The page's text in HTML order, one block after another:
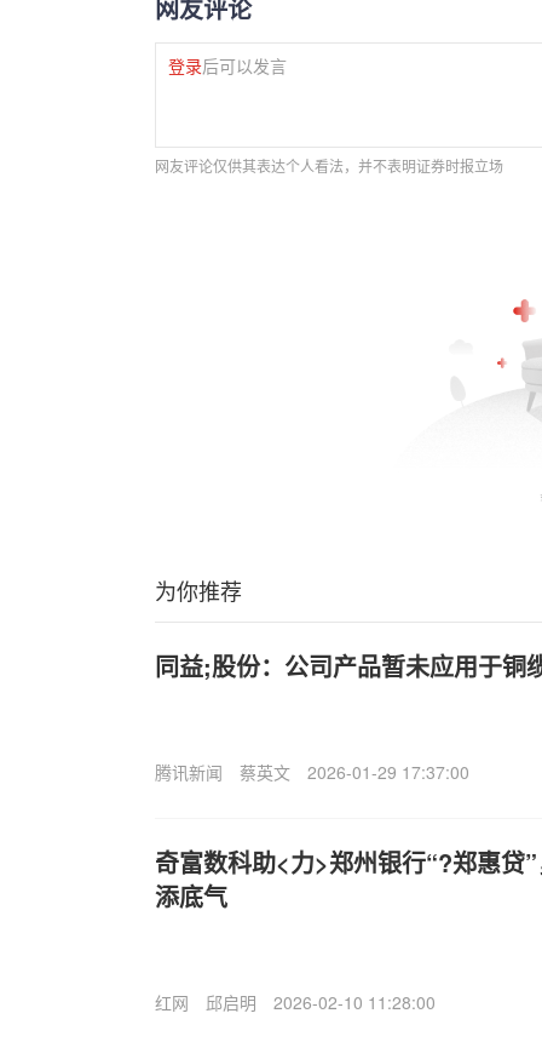
网友评论
登录后可以发言
网友评论仅供其表达个人看法，并不表明证券时报立场
为你推荐
同益;股份：公司产品暂未应用于铜
腾讯新闻 蔡英文 2026-01-29 17:37:00
奇富数科助<力>郑州银行“?郑惠贷
添底气
红网 邱启明 2026-02-10 11:28:00